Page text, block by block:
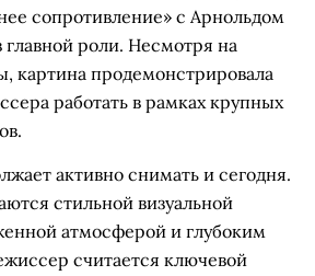
сопротивление» с Арнольдом
роли. Несмотря на
картина продемонстрировала
работать в рамках крупных
активно снимать и сегодня.
стильной визуальной
атмосферой и глубоким
считается ключевой